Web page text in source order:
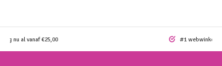
nu al vanaf €25,00 #1 webwinkel